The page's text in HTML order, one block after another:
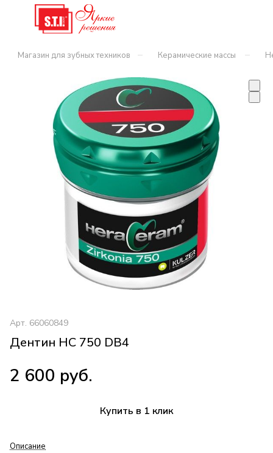
Магазин для зубных техников – Керамические массы –
Арт. 66060849
Дентин HC 750 DB4
2 600 руб.
Купить в 1 клик
Описание